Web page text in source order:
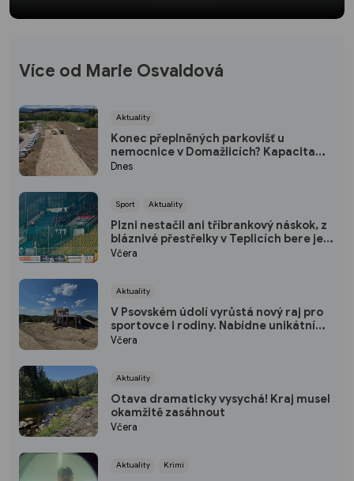
Více od Marie Osvaldová
Aktuality
Konec přeplněných parkovišť u
nemocnice v Domažlicích? Kapacita
vzroste o polovinu
Dnes
Sport Aktuality
Plzni nestačil ani tříbrankový náskok, z
bláznivé přestřelky v Teplicích bere jen
bod
Včera
Aktuality
V Psovském údolí vyrůstá nový raj pro
sportovce i rodiny. Nabídne unikátní
pumptrack i šestimetrovou vyhlídku
Včera
Aktuality
Otava dramaticky vysychá! Kraj musel
okamžitě zasáhnout
Včera
Aktuality Krimi